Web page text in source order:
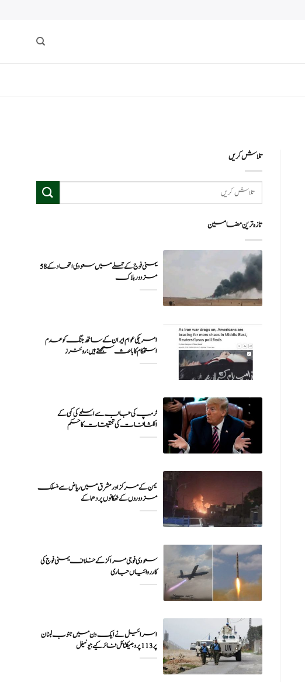
تلاش کریں
تازہ ترین مضامین
یمنی فوج کے حملے میں سعودی اتحاد کے 58
مزدور ہلاک
امریکی عوام ایران کے ساتھ جنگ کو عدم
ٹرمپ کی جانب سے اسلحے کی کمی کے
انکشافات کی تحقیقات کا حکم
یمن کے مرکز اور مشرق میں ریاض سے منسلک
مزدوروں کے ٹھکانوں پر دھماکے
سعودی فوجی مراکز کے خلاف یمنی فوج کی
اسرائیل نے ایک دن میں جنوب لبنان
پر 113 پروجیکٹائل فائر کیے: یونیفل